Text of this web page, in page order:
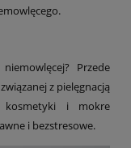
Przede
z pielęgnacją
kosmetyki i mokre
i bezstresowe.